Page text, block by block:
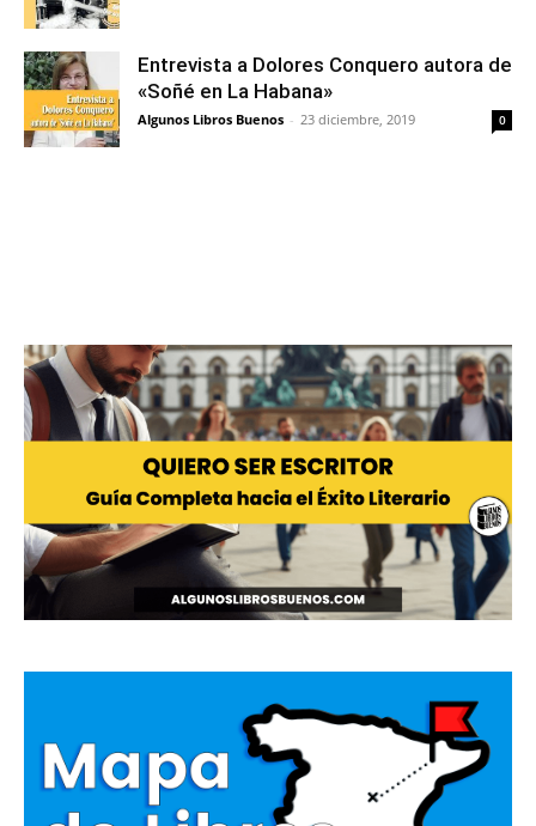
Entrevista a Dolores Conquero autora de
«Soñé en La Habana»
Algunos Libros Buenos - 23 diciembre, 2019 0